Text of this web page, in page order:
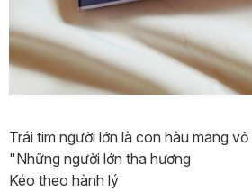
Trái tim người lớn là con hàu mang
"Những người lớn tha hương
Kéo theo hành lý